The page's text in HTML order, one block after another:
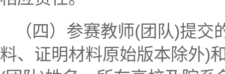
（四）参赛教师(团队)提
料、证明材料原始版本除外)